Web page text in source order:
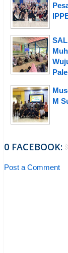
M
0 FACEBOOK:
Post a Comment